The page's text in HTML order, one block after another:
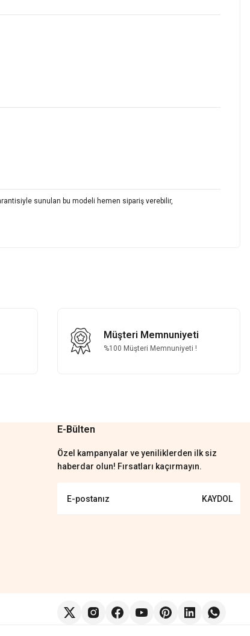
sunulan bu modeli hemen sipariş verebilir,
Müşteri Memnuniyeti
%100 Müşteri Memnuniyeti !
E-Bülten
Özel kampanyalar ve yeniliklerden ilk siz
haberdar olun! Fırsatları kaçırmayın.
KAYDOL